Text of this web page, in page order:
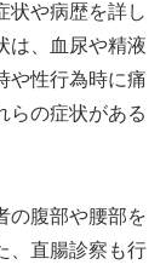
状や病歴を詳し
は、血尿や精液
や性行為時に痛
らの症状がある
の腹部や腰部を
、直腸診察も行